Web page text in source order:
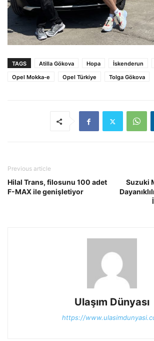
TAGS Atilla Gökova Hopa İskenderun
Opel Mokka-e
Opel Türkiye Tolga Gökova
Previous article
Hilal Trans, filosunu 100 adet
F-MAX ile genişletiyor
Suzuki
Ulaşım Dünyası
https://